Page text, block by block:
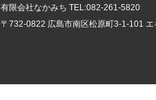
有限会社なかみち TEL:082-261-5820
〒732-0822 広島市南区松原町3-1-101